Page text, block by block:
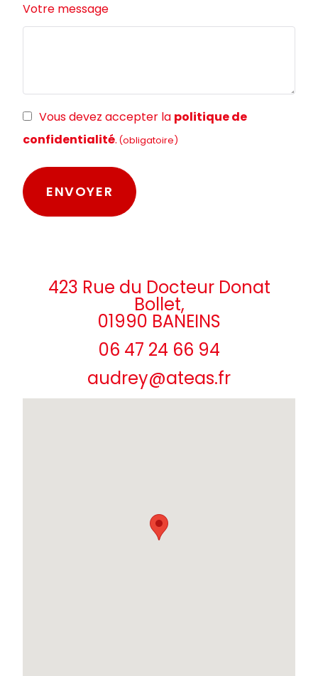
Votre message
RGPDVous devez accepter la politique de
confidentialité. (obligatoire)
423 Rue du Docteur Donat
Bollet,
01990 BANEINS
06 47 24 66 94
audrey@ateas.fr